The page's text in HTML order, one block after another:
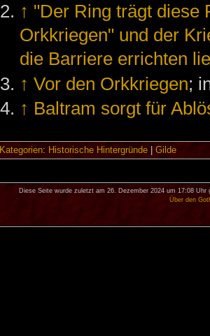
↑ "Der Ring trägt diese
Orkkriegen" und der
die Barriere errichten
↑ Vor den Orkkriegen;
↑ Baltram sorgt für
Kategorien: Historische Hintergründe| Gilde
Diese Seite wurde zuletzt am 26. Dezember 2024 um 17:08 Uhr
Über den